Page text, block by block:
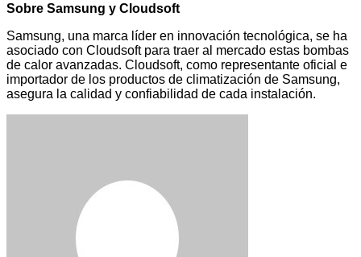
Sobre Samsung y Cloudsoft
Samsung, una marca líder en innovación tecnológica, se ha
asociado con Cloudsoft para traer al mercado estas bombas
de calor avanzadas. Cloudsoft, como representante oficial e
importador de los productos de climatización de Samsung,
asegura la calidad y confiabilidad de cada instalación.